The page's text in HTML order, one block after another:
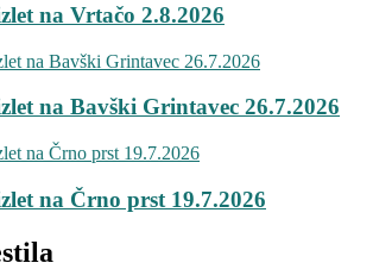
na Vrtačo 2.8.2026
na Bavški Grintavec 26.7.2026
na Črno prst 19.7.2026